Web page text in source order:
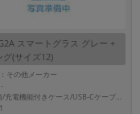
スマートグラス グレー +
グ(サイズ12)
その他メーカー
-
付属品: 箱/充電機能付きケース/USB-Cケーブル/クリーニングクロス/マニュアル/R1リング(サイズ12)